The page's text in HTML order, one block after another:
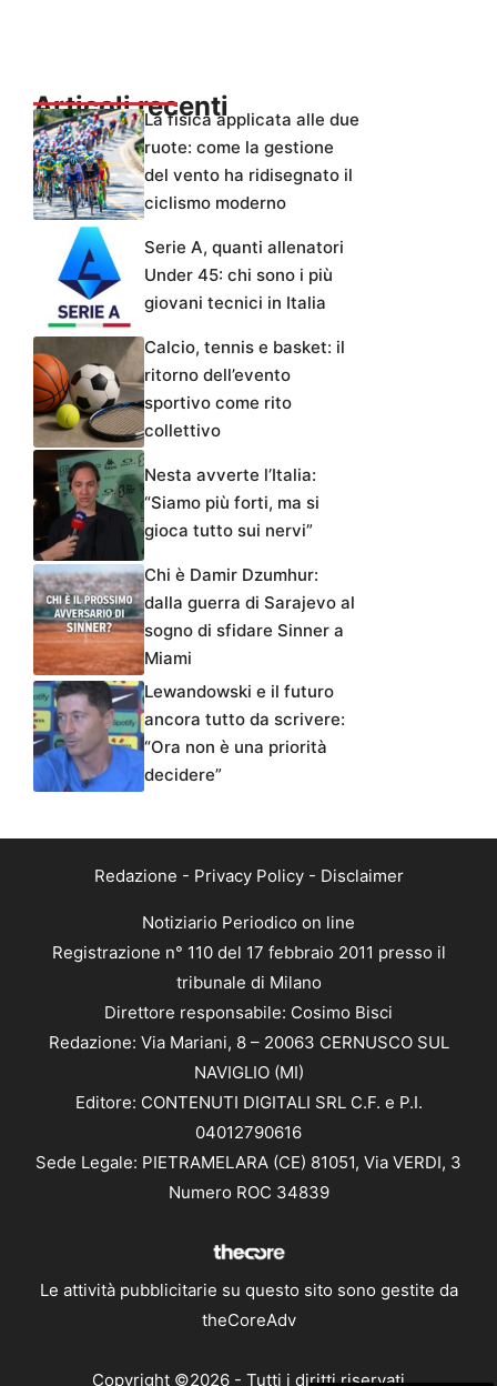
Articoli recentiLa fisica applicata alle due
ruote: come la gestione
del vento ha ridisegnato il
ciclismo moderno
Serie A, quanti allenatori
Under 45: chi sono i più
giovani tecnici in Italia
Calcio, tennis e basket: il
ritorno dell’evento
sportivo come rito
collettivo
Nesta avverte l’Italia:
“Siamo più forti, ma si
gioca tutto sui nervi”
Chi è Damir Dzumhur:
dalla guerra di Sarajevo al
sogno di sfidare Sinner a
Miami
Lewandowski e il futuro
ancora tutto da scrivere:
“Ora non è una priorità
decidere”
Redazione - Privacy Policy- Disclaimer
Notiziario Periodico on line
Registrazione n° 110 del 17 febbraio 2011 presso il
tribunale di Milano
Direttore responsabile: Cosimo Bisci
Redazione: Via Mariani, 8 – 20063 CERNUSCO SUL
NAVIGLIO (MI)
Editore: CONTENUTI DIGITALI SRL C.F. e P.I.
04012790616
Sede Legale: PIETRAMELARA (CE) 81051, Via VERDI, 3
Numero ROC 34839
Le attività pubblicitarie su questo sito sono gestite da
theCoreAdv
Copyright ©2026 - Tutti i diritti riservati